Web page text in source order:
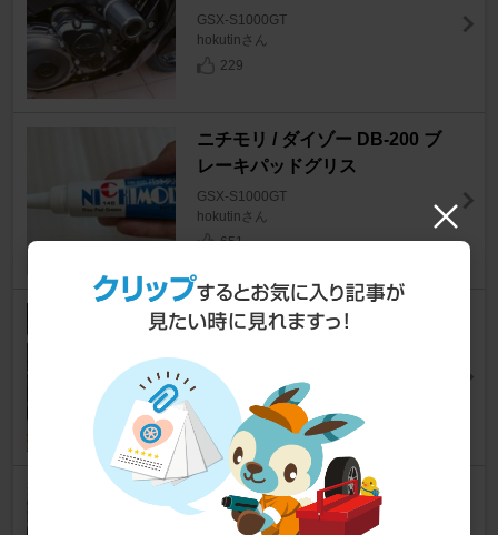
GSX-S1000GT
hokutinさん
229
ニチモリ / ダイゾー DB-200 ブ
レーキパッドグリス
GSX-S1000GT
hokutinさん
651
fcl. バイク フォグランプ LED 2
GSX-S1000GT
satosuke0719さん
スズキ 純正サイドケースセッ
ト スズキ GSX S1000GT